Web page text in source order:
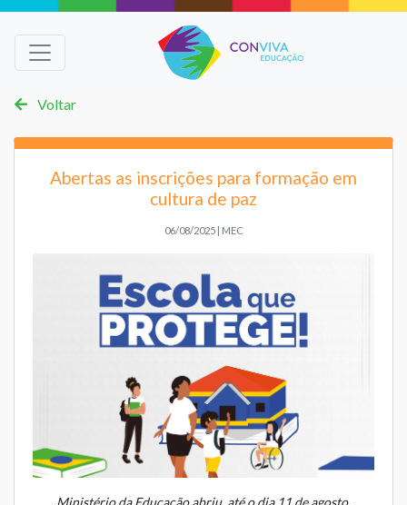
Voltar
Abertas as inscrições para formação em
cultura de paz
06/08/2025 | MEC
Ministério da Educação abriu, até o dia 11 de agosto,